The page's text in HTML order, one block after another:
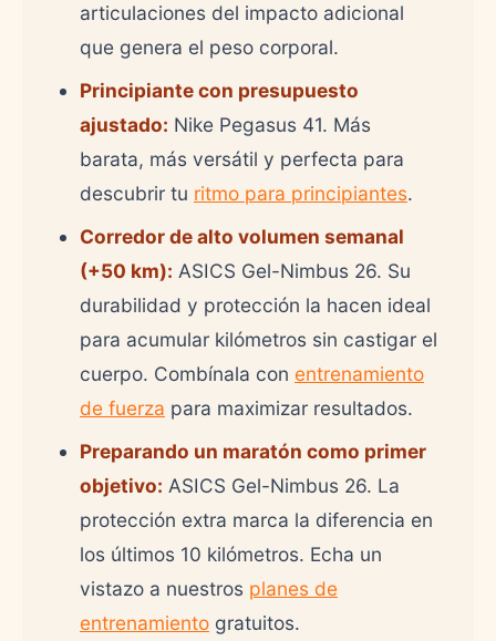
articulaciones del impacto adicional
que genera el peso corporal.
Principiante con presupuesto
ajustado: Nike Pegasus 41. Más
barata, más versátil y perfecta para
descubrir tu ritmo para principiantes.
Corredor de alto volumen semanal
(+50 km): ASICS Gel-Nimbus 26. Su
durabilidad y protección la hacen ideal
para acumular kilómetros sin castigar el
cuerpo. Combínala con entrenamiento
de fuerza para maximizar resultados.
Preparando un maratón como primer
objetivo: ASICS Gel-Nimbus 26. La
protección extra marca la diferencia en
los últimos 10 kilómetros. Echa un
vistazo a nuestros planes de
entrenamiento gratuitos.